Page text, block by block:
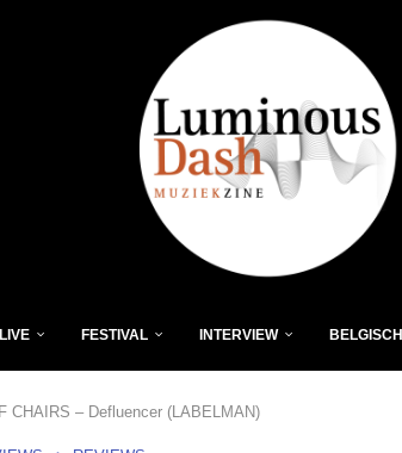
LIVE FESTIVAL INTERVIEW BELGISCH
CHAIRS – Defluencer (LABELMAN)